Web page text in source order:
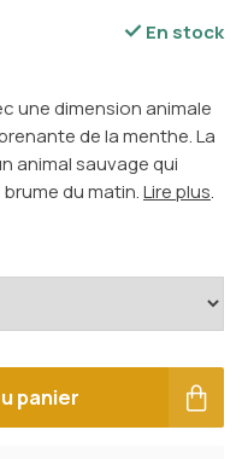
En stock
une dimension animale
de la menthe. La
animal sauvage qui
du matin.Lire plus.
panier